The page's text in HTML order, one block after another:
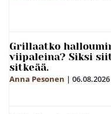
Grillaatko
viipaleina? Siksi
sitkeää.
Anna Pesonen | 06.08.2026